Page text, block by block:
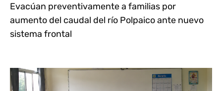
Evacúan preventivamente a familias por
aumento del caudal del río Polpaico ante nuevo
sistema frontal